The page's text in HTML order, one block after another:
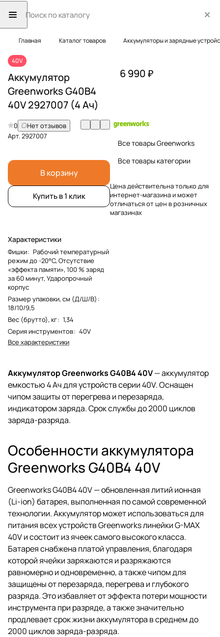
Главная Каталог товаров Аккумуляторы и зарядные
40V
Аккумулятор
Greenworks G40B4
40V 2927007 (4 Ач)
0
Нет отзывов
Арт.2927007
В корзину
Купить в 1 клик
Характеристики
Фишки: Рабочий температурный
режим до -20°С, Отсутствие
«эффекта памяти», 100 % заряд
за 60 минут, Ударопрочный
корпус
Размер упаковки, см (Д/Ш/В) :
18/10/9,5
Вес (брутто), кг: 1,34
Серия инструментов: 40V
Все характеристики
6 990 ₽
Все товары Greenworks
Все товары категории
Цена действительна только для
интернет-магазина и может
отличаться от цен в розничных
магазинах
Аккумулятор Greenworks G40B4 40V— аккумулятор
емкостью 4 Ач для устройств серии 40V. Оснащен
чипом защиты от перегрева и перезаряда,
индикатором заряда. Срок службы до 2000 циклов
заряда-разряда.
Особенности аккумулятора
Greenworks G40B4 40V
Greenworks G40B4 40V — обновленная литий ионная
(Li-ion) батарея, выполненная по самой современной
технологии. Аккумулятор может использоваться для
питания всех устройств Greenworks линейки G-MAX
40V и состоит из ячеек самого высокого класса.
Батарея снабжена платой управления, благодаря
которой ячейки заряжаются и разряжаются
равномерно и одновременно, а также чипом для
защищены от перезаряда, перегрева и глубокого
разряда. Это избавляет от эффекта потери мощности
инструмента при разряде, а также значительно
продлевает срок жизни аккумулятора в среднем до
2000 циклов заряда-разряда.